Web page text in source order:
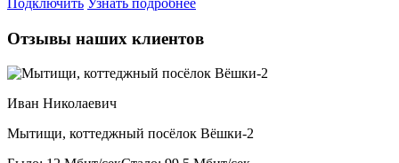
Подключить Узнать подробнее
Отзывы наших клиентов
Иван Николаевич
Мытищи, коттеджный посёлок Вёшки-2